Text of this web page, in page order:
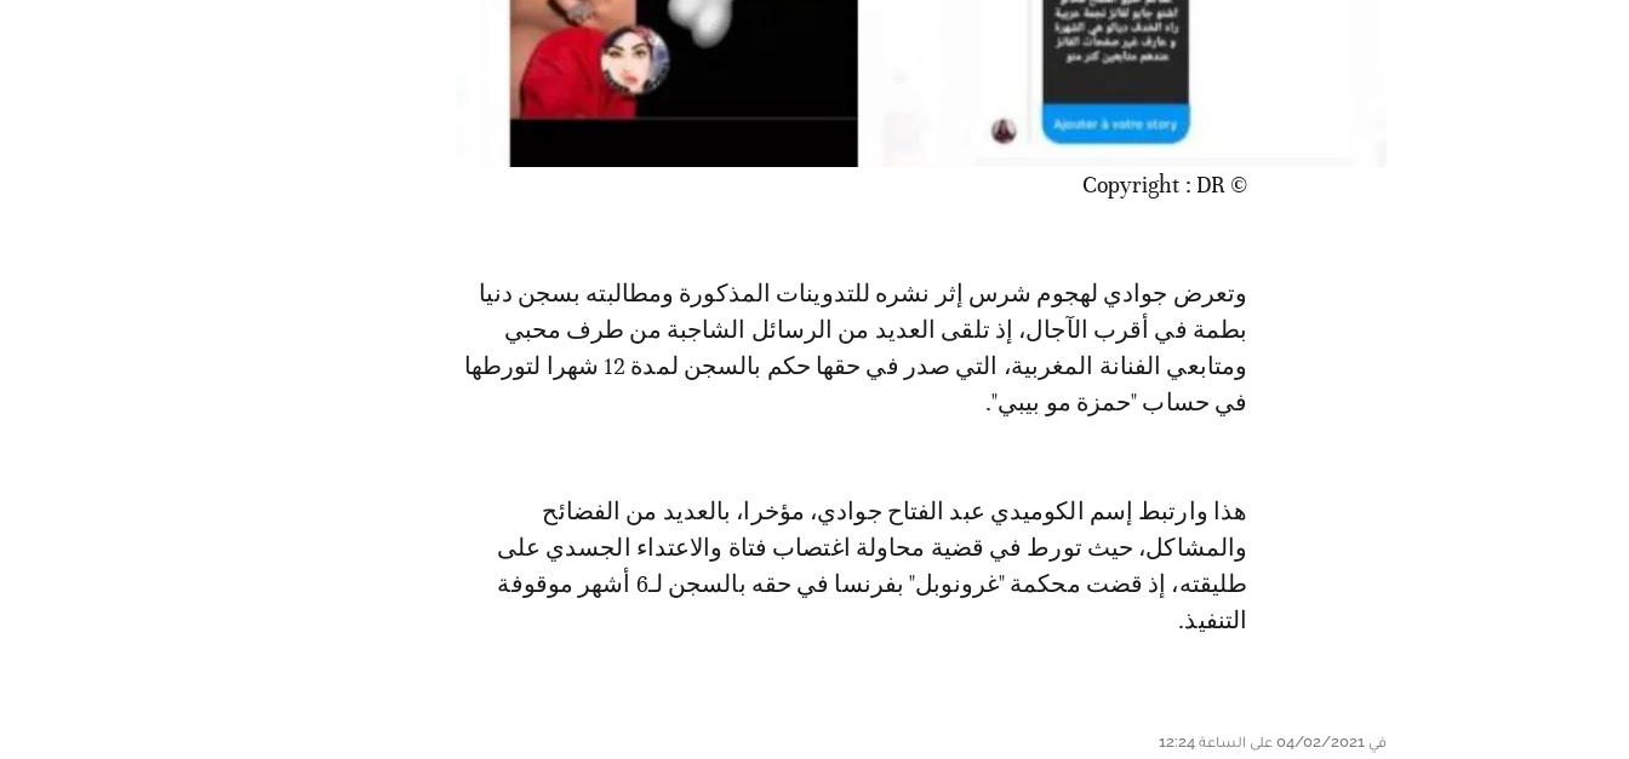
© Copyright : DR
وتعرض جوادي لهجوم شرس إثر نشره للتدوينات المذكورة ومطالبته بسجن دنيا
بطمة في أقرب الآجال، إذ تلقى العديد من الرسائل الشاجبة من طرف محبي
ومتابعي الفنانة المغربية، التي صدر في حقها حكم بالسجن لمدة 12 شهرا لتورطها
في حساب "حمزة مو بيبي".
هذا وارتبط إسم الكوميدي عبد الفتاح جوادي، مؤخرا، بالعديد من الفضائح
والمشاكل، حيث تورط في قضية محاولة اغتصاب فتاة والاعتداء الجسدي على
طليقته، إذ قضت محكمة "غرونوبل" بفرنسا في حقه بالسجن لـ6 أشهر موقوفة
التنفيذ.
في 04/02/2021 على الساعة 12:24